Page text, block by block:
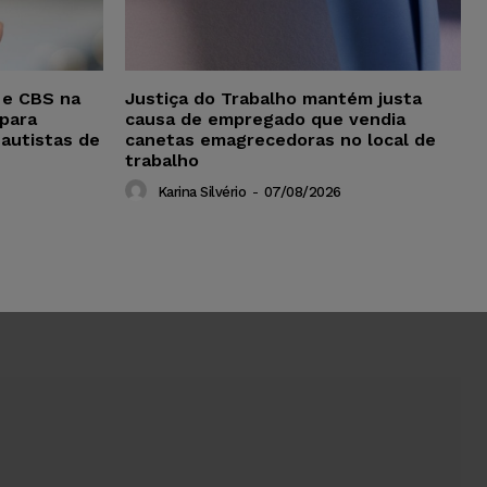
CBS na
de
Justiça do Trabalho mantém justa
causa de empregado que vendia
canetas emagrecedoras no local de
trabalho
Karina Silvério - 07/08/2026